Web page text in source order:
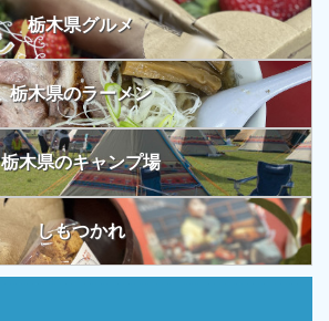
栃木県グルメ
栃木県のラーメン
栃木県のキャンプ場
しもつかれ